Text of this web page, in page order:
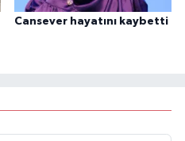
Cansever hayatını kaybetti